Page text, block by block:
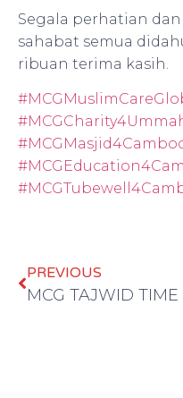
Segala perhatian
sahabat semua
ribuan terima kasih.
PREVIOUS